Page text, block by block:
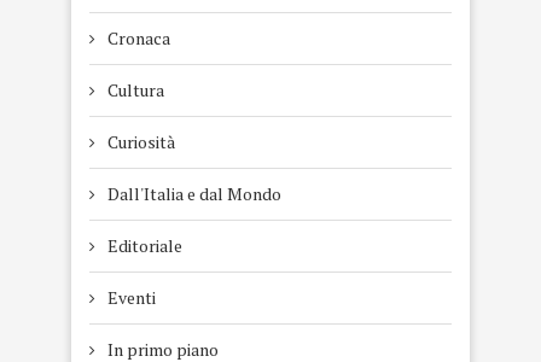
Cronaca
Cultura
Curiosità
Dall'Italia e dal Mondo
Editoriale
Eventi
In primo piano